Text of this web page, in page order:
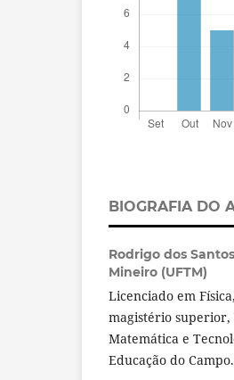
BIOGRAFIA DO
Rodrigo dos
Mineiro (UFTM)
Licenciado em
magistério superior,
Matemática e
Educação do Campo.